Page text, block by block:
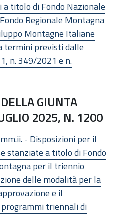
a titolo di Fondo Nazionale
Regionale Montagna
Montagne Italiane
termini previsti dalle
n. 349/2021 e n.
GIUNTA
2025, N. 1200
- Disposizioni per il
stanziate a titolo di Fondo
per il triennio
delle modalità per la
e il
triennali di